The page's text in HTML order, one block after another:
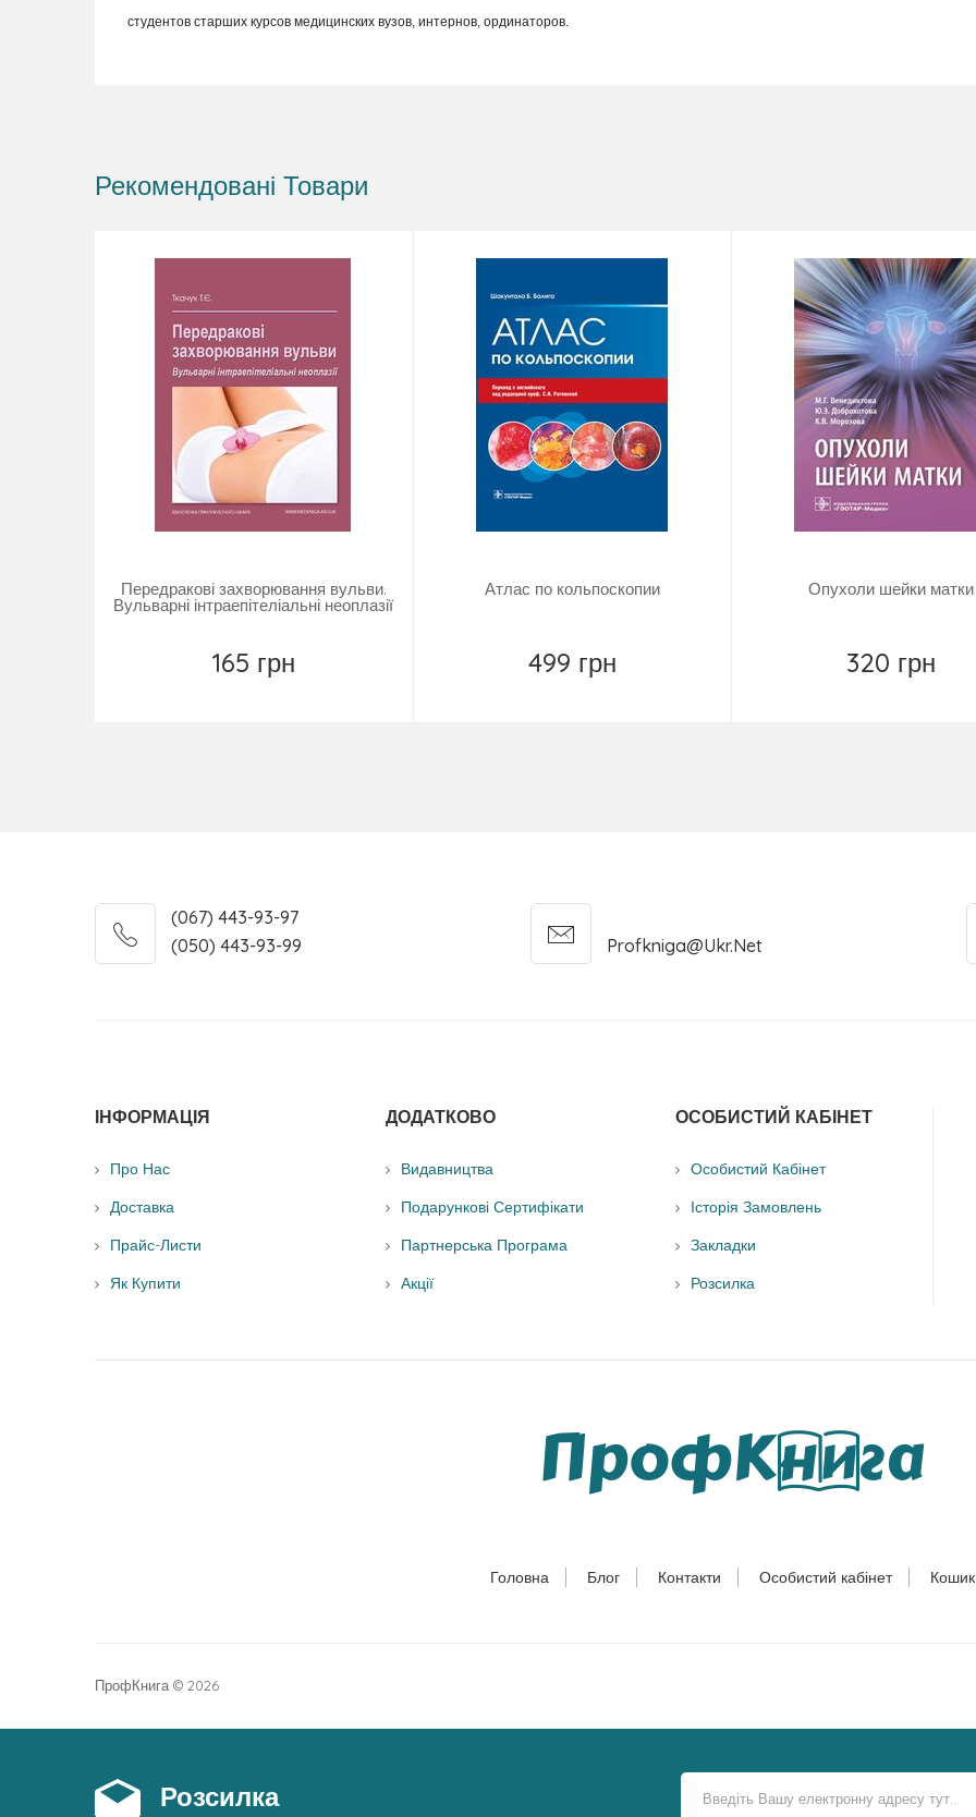
студентов старших курсов медицинских вузов, интернов, ординаторов.
Рекомендовані Товари
Передракові захворювання вульви.
Вульварні інтраепітеліальні неоплазії
165 грн
Атлас по кольпоскопии
499 грн
Опухоли шейки матки
320 грн
(067) 443-93-97
(050) 443-93-99
Profkniga@ukr.net
ІНФОРМАЦІЯ
Про Нас
Доставка
Прайс-Листи
Як Купити
ДОДАТКОВО
Видавництва
Подарункові Сертифікати
Партнерська Програма
Акції
ОСОБИСТИЙ КАБІНЕТ
Особистий Кабінет
Історія Замовлень
Закладки
Розсилка
Головна Блог Контакти Особистий кабінет Кошик
ПрофКнига © 2026
Розсилка